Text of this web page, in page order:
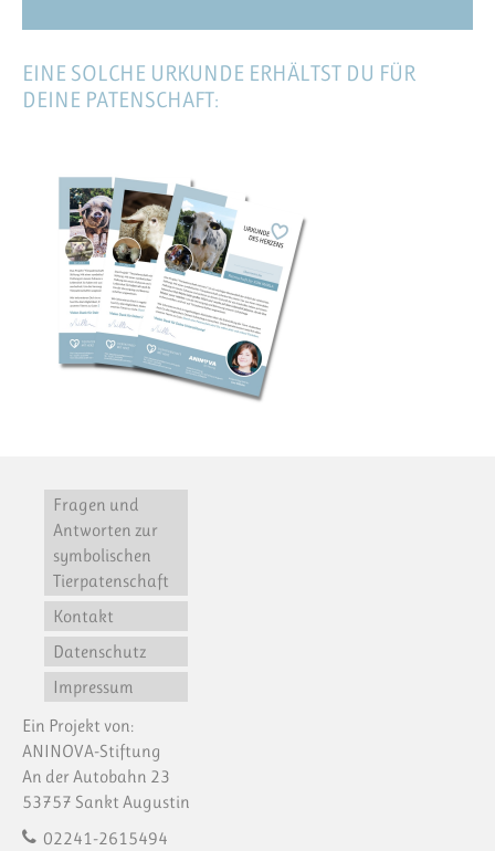
EINE SOLCHE URKUNDE ERHÄLTST DU FÜR
DEINE PATENSCHAFT:
Fragen und
Antworten zur
symbolischen
Tierpatenschaft
Kontakt
Datenschutz
Impressum
Ein Projekt von:
ANINOVA-Stiftung
An der Autobahn 23
53757 Sankt Augustin
02241-2615494